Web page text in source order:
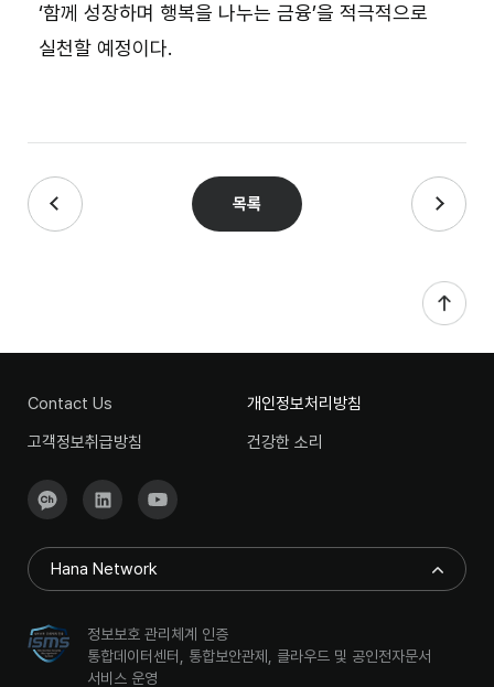
‘함께 성장하며 행복을 나누는 금융’을 적극적으로
실천할 예정이다.
목록
Contact Us
개인정보처리방침
고객정보취급방침
건강한 소리
Hana Network
정보보호 관리체계 인증
통합데이터센터, 통합보안관제, 클라우드 및 공인전자문서
서비스 운영